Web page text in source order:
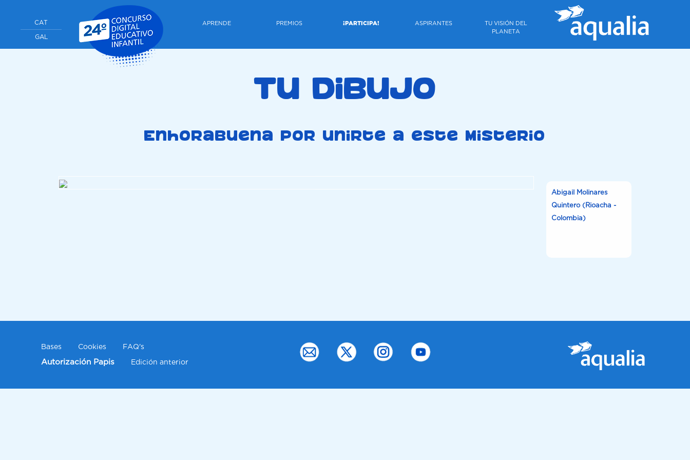
CAT
GAL
APRENDE PREMIOS ¡PARTICIPA! ASPIRANTES
TU VISIÓN DEL
PLANETA
Tu dibujo
Enhorabuena por unirte a este misterio
Abigail Molinares
Quintero (Rioacha -
Colombia)
Bases Cookies FAQ's
Autorización Papis Edición anterior